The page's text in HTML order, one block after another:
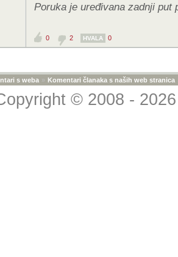
Poruka je uređivana zadnji put
0 2 HVALA 0
s weba » Komentari članaka s naših web stranica
© 2008 -